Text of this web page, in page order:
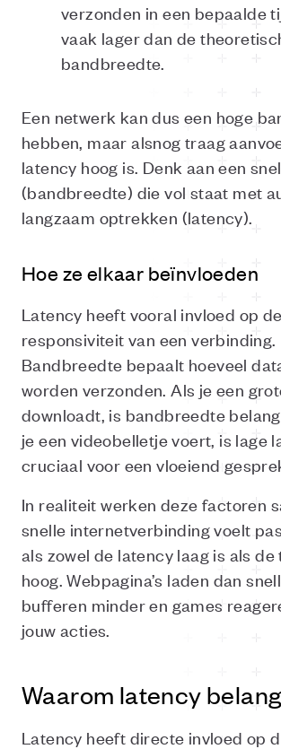
verzonden in een bepaalde
vaak lager dan de
bandbreedte.
Een netwerk kan dus een hoge
hebben, maar alsnog traag
latency hoog is. Denk aan een
(bandbreedte) die vol staat met
langzaam optrekken (latency).
Hoe ze elkaar beïnvloeden
Latency heeft vooral invloed op de
responsiviteit van een verbinding.
Bandbreedte bepaalt hoeveel
worden verzonden. Als je een
downloadt, is bandbreedte
je een videobelletje voert, is lage
cruciaal voor een vloeiend
In realiteit werken deze factoren
snelle internetverbinding voelt
als zowel de latency laag is als
hoog. Webpagina’s laden dan
bufferen minder en games
jouw acties.
Waarom latency
Latency heeft directe invloed op